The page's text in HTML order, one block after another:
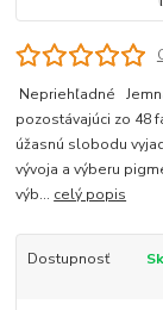
Nepriehľadné
pozostávajúci zo 48
úžasnú slobodu
vývoja a výberu
výb... celý popis
Dostupnosť